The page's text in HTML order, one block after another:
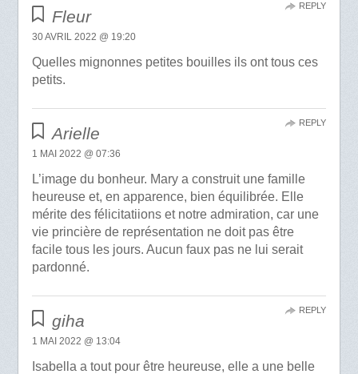
Fleur
30 AVRIL 2022 @ 19:20
Quelles mignonnes petites bouilles ils ont tous ces
petits.
REPLY
Arielle
1 MAI 2022 @ 07:36
L’image du bonheur. Mary a construit une famille
heureuse et, en apparence, bien équilibrée. Elle
mérite des félicitatiions et notre admiration, car une
vie princière de représentation ne doit pas être
facile tous les jours. Aucun faux pas ne lui serait
pardonné.
REPLY
giha
1 MAI 2022 @ 13:04
Isabella a tout pour être heureuse, elle a une belle
REPLY